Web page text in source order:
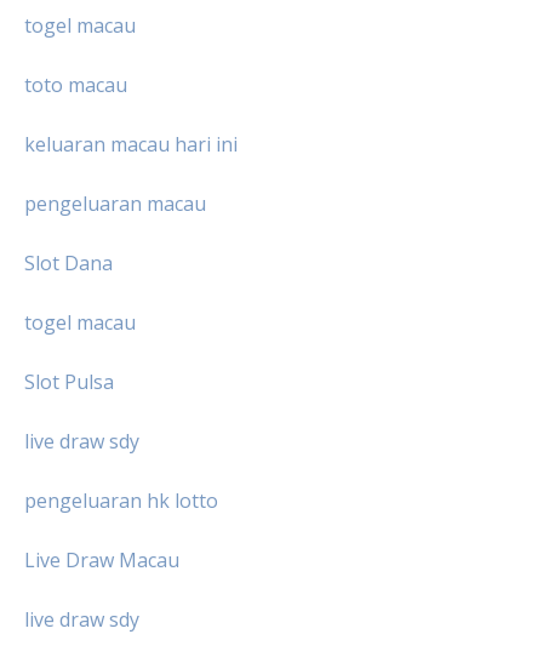
togel macau
toto macau
keluaran macau hari ini
pengeluaran macau
Slot Dana
togel macau
Slot Pulsa
live draw sdy
pengeluaran hk lotto
Live Draw Macau
live draw sdy